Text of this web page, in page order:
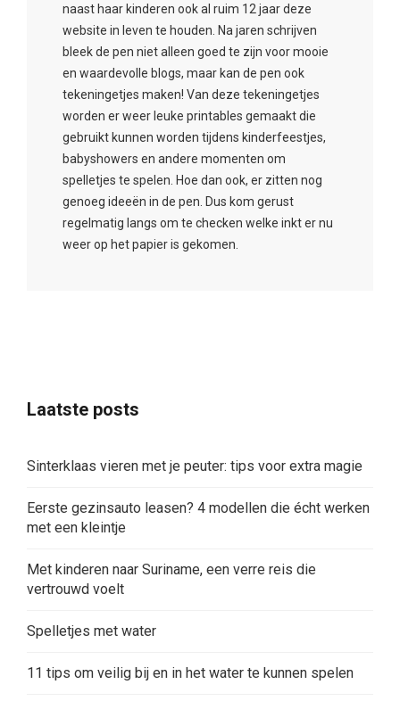
naast haar kinderen ook al ruim 12 jaar deze
website in leven te houden. Na jaren schrijven
bleek de pen niet alleen goed te zijn voor mooie
en waardevolle blogs, maar kan de pen ook
tekeningetjes maken! Van deze tekeningetjes
worden er weer leuke printables gemaakt die
gebruikt kunnen worden tijdens kinderfeestjes,
babyshowers en andere momenten om
spelletjes te spelen. Hoe dan ook, er zitten nog
genoeg ideeën in de pen. Dus kom gerust
regelmatig langs om te checken welke inkt er nu
weer op het papier is gekomen.
Laatste posts
Sinterklaas vieren met je peuter: tips voor extra magie
Eerste gezinsauto leasen? 4 modellen die écht werken
met een kleintje
Met kinderen naar Suriname, een verre reis die
vertrouwd voelt
Spelletjes met water
11 tips om veilig bij en in het water te kunnen spelen